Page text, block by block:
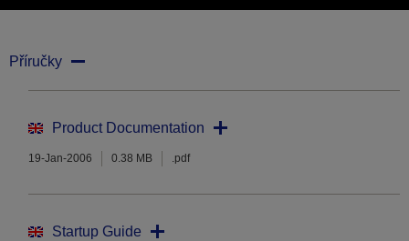
Příručky
Product Documentation
19-Jan-2006 0.38 MB .pdf
Startup Guide